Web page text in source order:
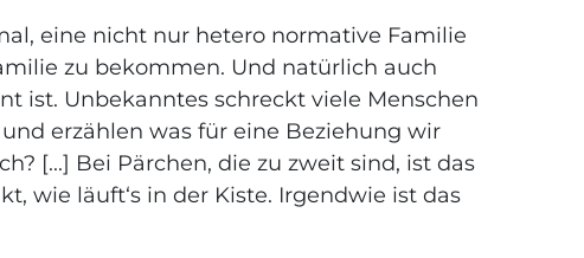
eine nicht nur hetero normative Familie
zu bekommen. Und natürlich auch
ist. Unbekanntes schreckt viele Menschen
erzählen was für eine Beziehung wir
[...] Bei Pärchen, die zu zweit sind, ist das
wie läuft‘s in der Kiste. Irgendwie ist das